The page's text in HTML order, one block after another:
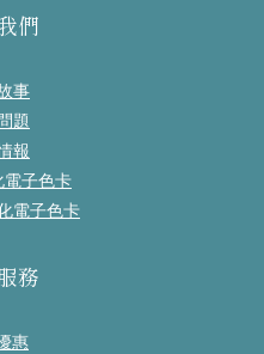
們
事
題
報
電子色卡
電子色卡
務
惠